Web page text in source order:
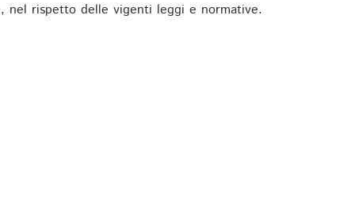
nel rispetto delle vigenti leggi e normative.